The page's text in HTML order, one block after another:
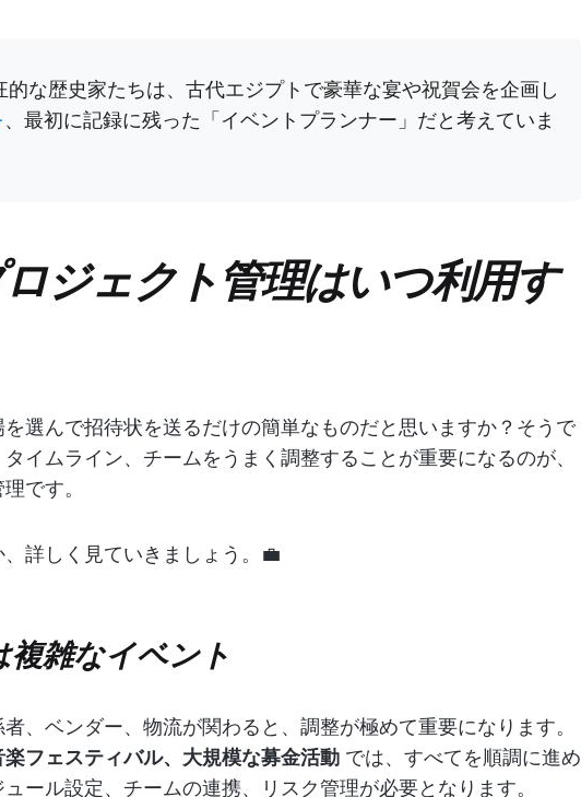
的な歴史家たちは、古代エジプトで豪華な宴や祝賀会を企画し
、最初に記録に残った「イベントプランナー」だと考えていま
ジェクト管理はいつ利用す
選んで招待状を送るだけの簡単なものだと思いますか？そうで
イムライン、チームをうまく調整することが重要になるのが、
です。
詳しく見ていきましょう。💼
複雑なイベント
、ベンダー、物流が関わると、調整が極めて重要になります。
フェスティバル、大規模な募金活動 では、すべてを順調に進め
ール設定、チームの連携、リスク管理が必要となります。